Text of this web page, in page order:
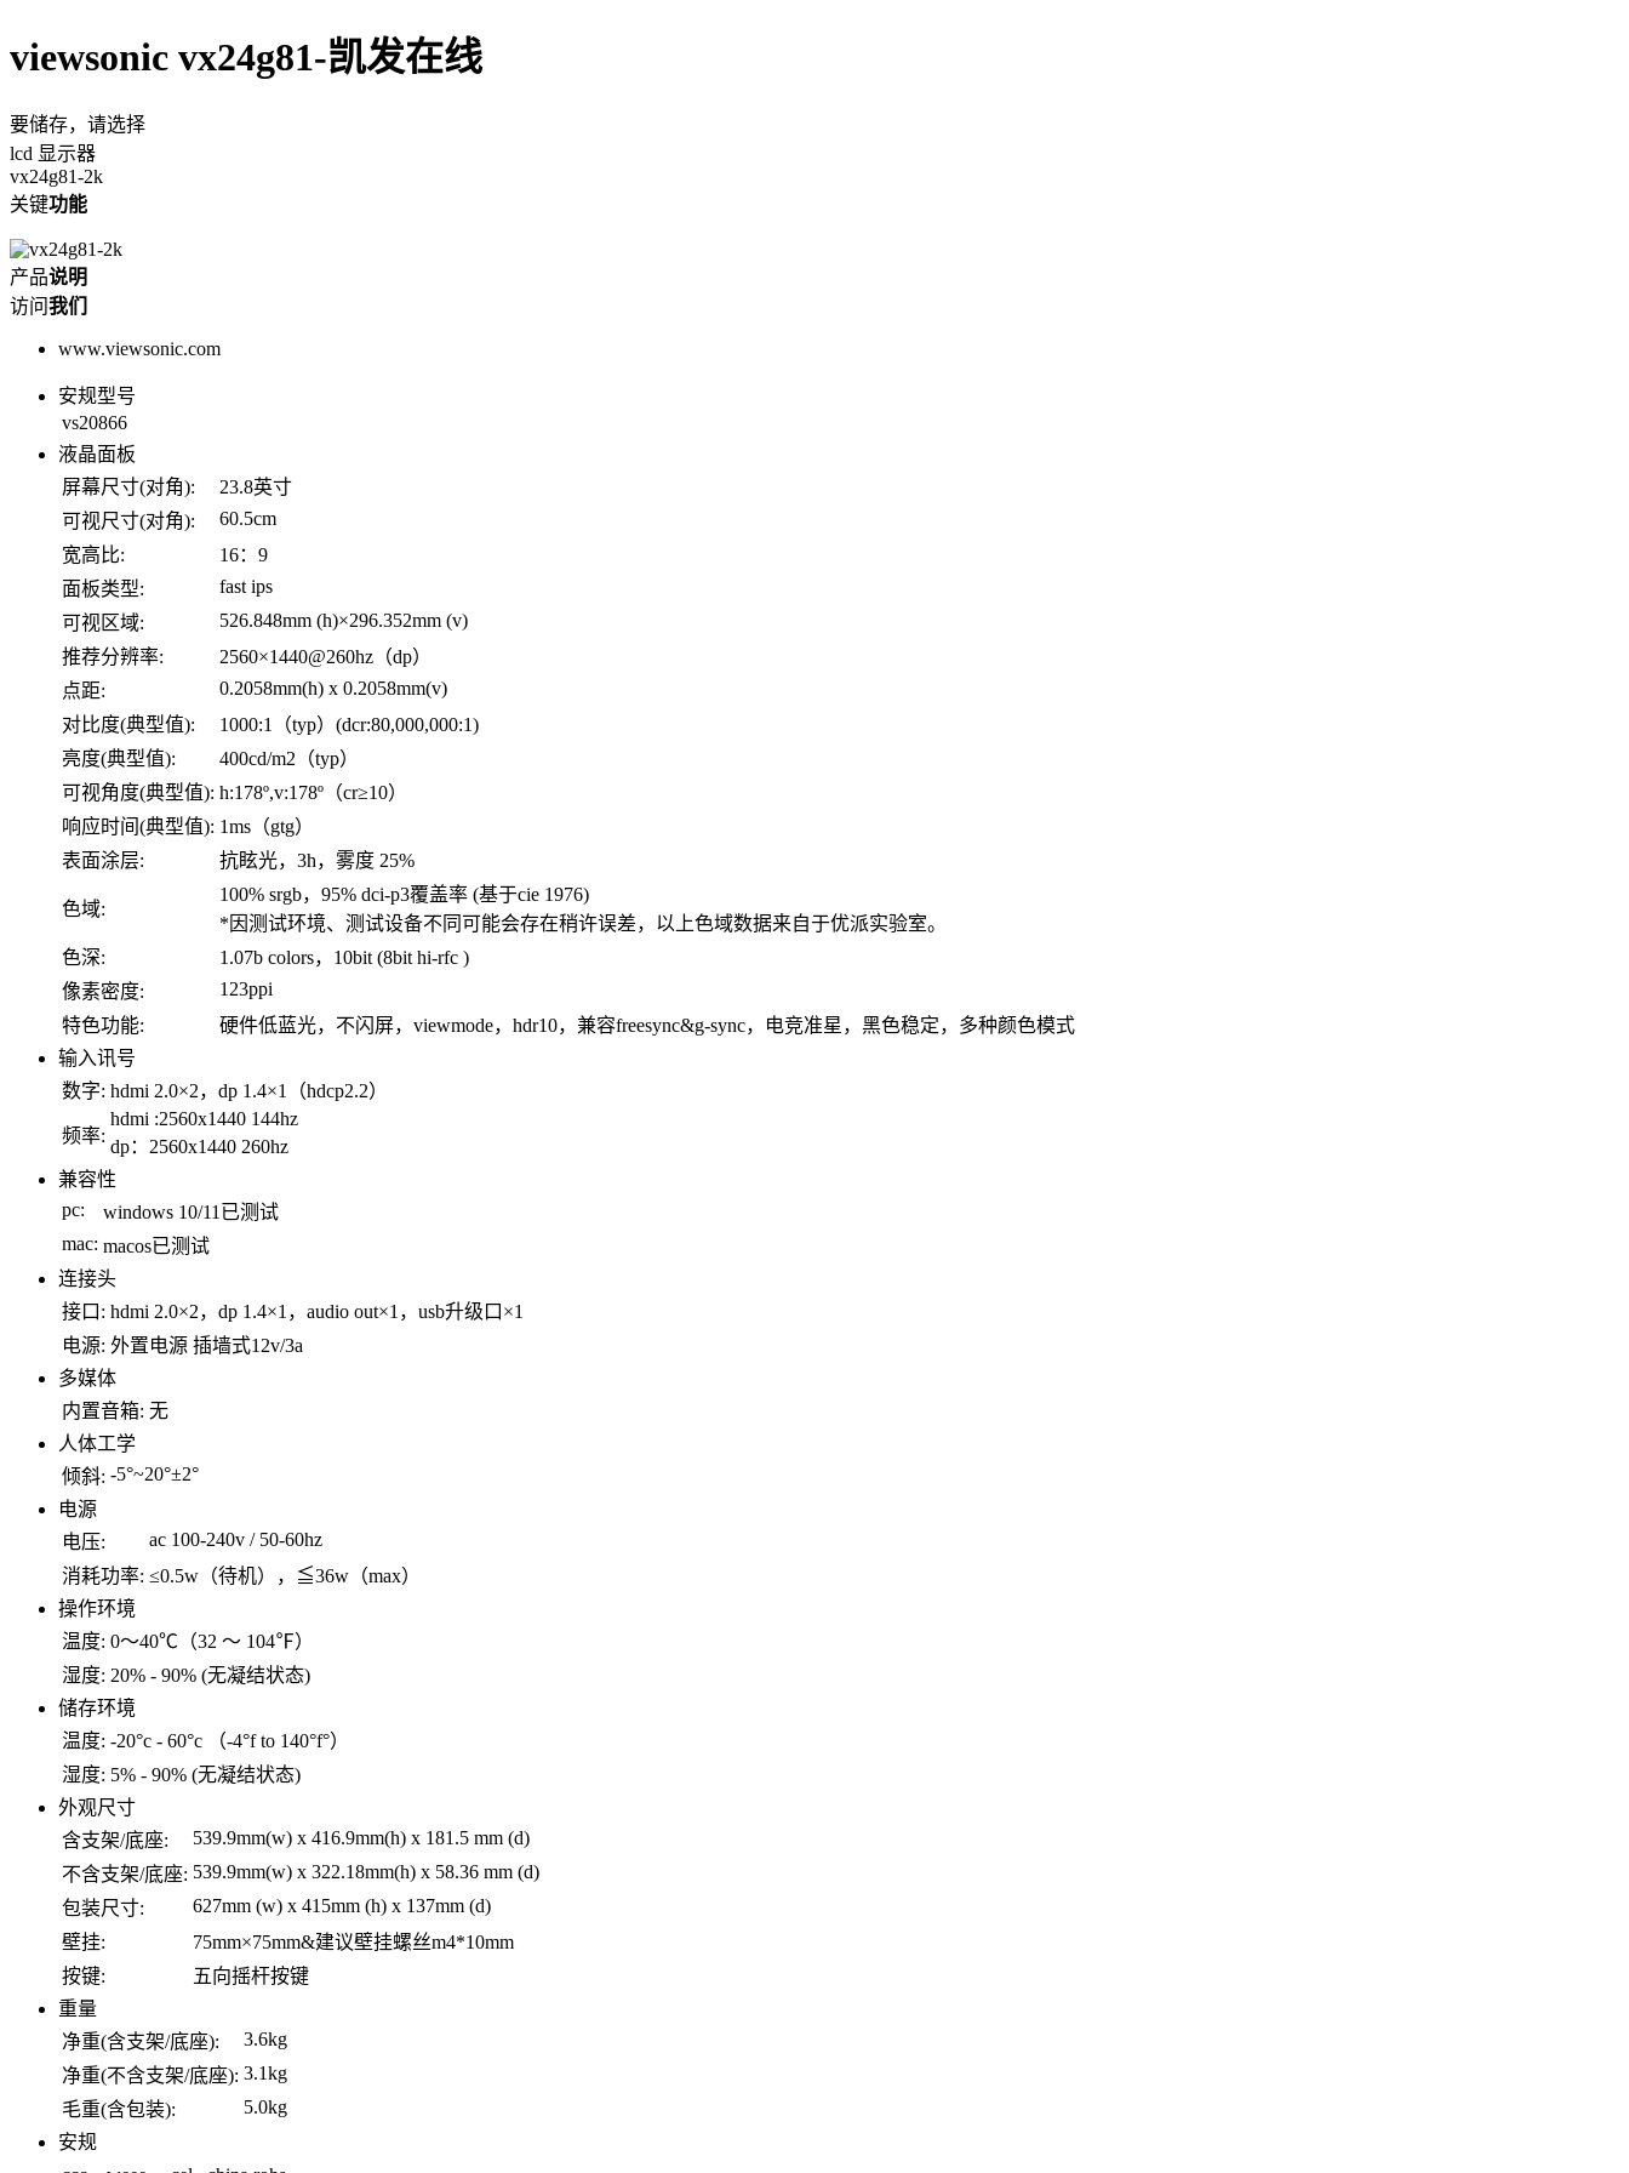
viewsonic vx24g81-凯发在线
要储存，请选择
lcd 显示器
vx24g81-2k
关键功能
产品说明
访问我们
www.viewsonic.com
安规型号
vs20866
液晶面板
屏幕尺寸(对角):
23.8英寸
可视尺寸(对角):
60.5cm
宽高比:
16：9
面板类型:
fast ips
可视区域:
526.848mm (h)×296.352mm (v)
推荐分辨率:
2560×1440@260hz（dp）
点距:
0.2058mm(h) x 0.2058mm(v)
对比度(典型值):
1000:1（typ）(dcr:80,000,000:1)
亮度(典型值):
400cd/m2（typ）
可视角度(典型值): h:178º,v:178º（cr≥10）
响应时间(典型值): 1ms（gtg）
表面涂层:
抗眩光，3h，雾度 25%
色域:
100% srgb，95% dci-p3覆盖率 (基于cie 1976)
*因测试环境、测试设备不同可能会存在稍许误差，以上色域数据来自于优派实验室。
色深:
1.07b colors，10bit (8bit hi-rfc )
像素密度:
123ppi
特色功能:
硬件低蓝光，不闪屏，viewmode，hdr10，兼容freesync&g-sync，电竞准星，黑色稳定，多种颜色模式
输入讯号
数字: hdmi 2.0×2，dp 1.4×1（hdcp2.2）
频率:
hdmi :2560x1440 144hz
dp：2560x1440 260hz
兼容性
pc:
windows 10/11已测试
mac: macos已测试
连接头
接口: hdmi 2.0×2，dp 1.4×1，audio out×1，usb升级口×1
电源: 外置电源 插墙式12v/3a
多媒体
内置音箱: 无
人体工学
倾斜: -5°~20°±2°
电源
电压:
ac 100-240v / 50-60hz
消耗功率: ≤0.5w（待机），≦36w（max）
操作环境
温度: 0～40℃（32 ～ 104℉）
湿度: 20% - 90% (无凝结状态)
储存环境
温度: -20°c - 60°c （-4°f to 140°f°）
湿度: 5% - 90% (无凝结状态)
外观尺寸
含支架/底座:
539.9mm(w) x 416.9mm(h) x 181.5 mm (d)
不含支架/底座: 539.9mm(w) x 322.18mm(h) x 58.36 mm (d)
包装尺寸:
627mm (w) x 415mm (h) x 137mm (d)
壁挂:
75mm×75mm&建议壁挂螺丝m4*10mm
按键:
五向摇杆按键
重量
净重(含支架/底座):
3.6kg
净重(不含支架/底座): 3.1kg
毛重(含包装):
5.0kg
安规